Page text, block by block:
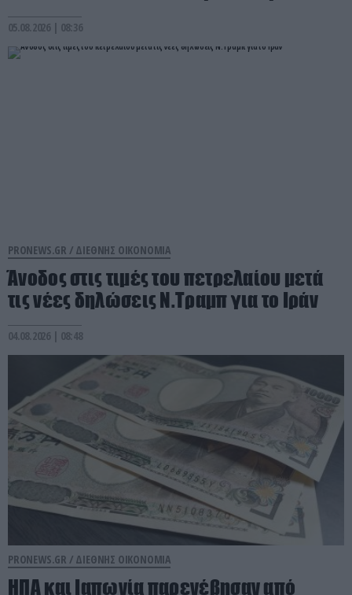
05.08.2026 | 08:36
PRONEWS.GR / ΔΙΕΘΝΗΣ ΟΙΚΟΝΟΜΙΑ
Άνοδος στις τιμές του πετρελαίου μετά
τις νέες δηλώσεις Ν.Τραμπ για το Ιράν
04.08.2026 | 08:48
PRONEWS.GR / ΔΙΕΘΝΗΣ ΟΙΚΟΝΟΜΙΑ
ΗΠΑ και Ιαπωνία παρενέβησαν από